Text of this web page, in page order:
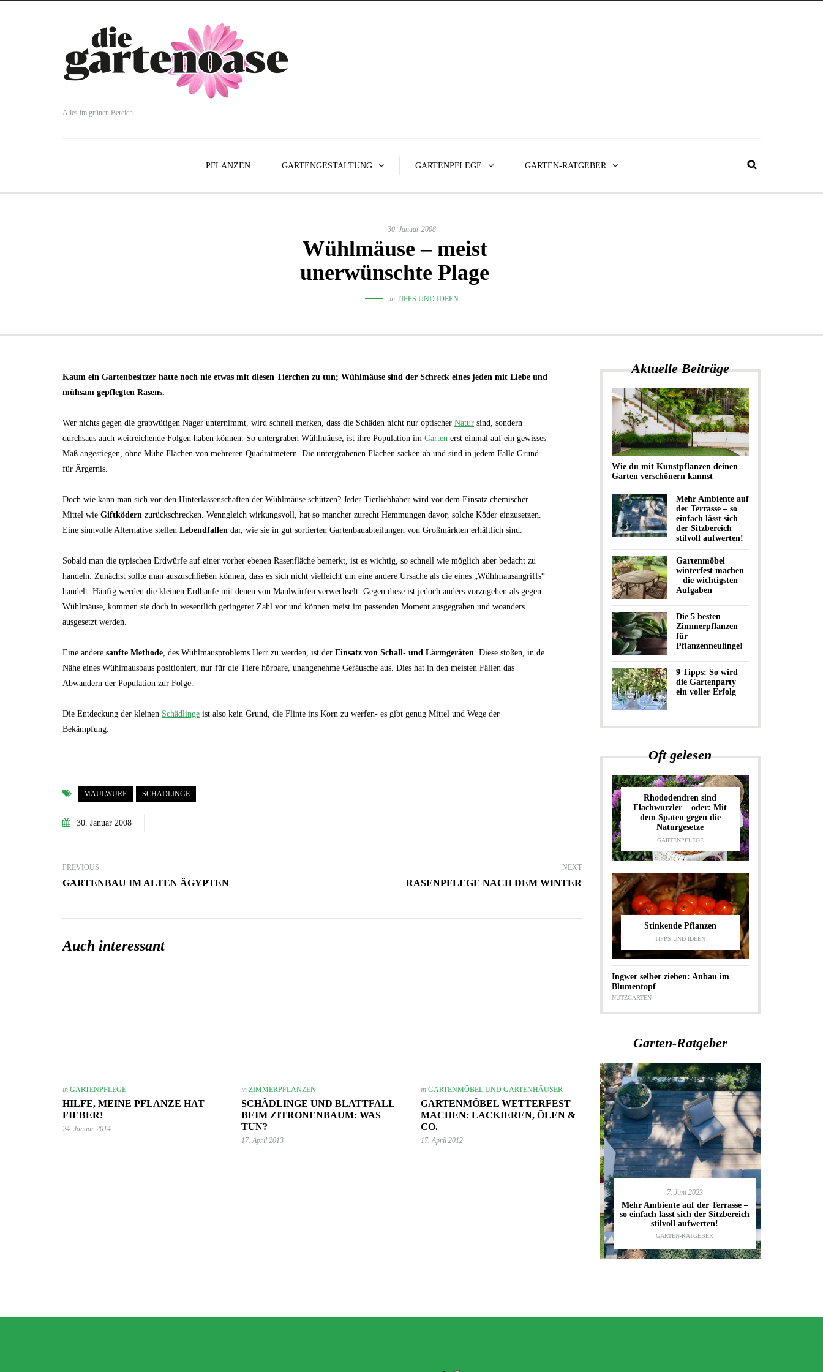
Alles im grünen Bereich
PFLANZEN GARTENGESTALTUNG GARTENPFLEGE GARTEN-RATGEBER
30. Januar 2008
Wühlmäuse – meist
unerwünschte Plage
in TIPPS UND IDEEN
Kaum ein Gartenbesitzer hatte noch nie etwas mit diesen Tierchen zu tun; Wühlmäuse sind der Schreck eines jeden mit Liebe und
mühsam gepflegten Rasens.
Wer nichts gegen die grabwütigen Nager unternimmt, wird schnell merken, dass die Schäden nicht nur optischer Natur sind, sondern
durchsaus auch weitreichende Folgen haben können. So untergraben Wühlmäuse, ist ihre Population im Garten erst einmal auf ein gewisses
Maß angestiegen, ohne Mühe Flächen von mehreren Quadratmetern. Die untergrabenen Flächen sacken ab und sind in jedem Falle Grund
für Ärgernis.
Doch wie kann man sich vor den Hinterlassenschaften der Wühlmäuse schützen? Jeder Tierliebhaber wird vor dem Einsatz chemischer
Mittel wie Giftködern zurückschrecken. Wenngleich wirkungsvoll, hat so mancher zurecht Hemmungen davor, solche Köder einzusetzen.
Eine sinnvolle Alternative stellen Lebendfallen dar, wie sie in gut sortierten Gartenbauabteilungen von Großmärkten erhältlich sind.
Sobald man die typischen Erdwürfe auf einer vorher ebenen Rasenfläche bemerkt, ist es wichtig, so schnell wie möglich aber bedacht zu
handeln. Zunächst sollte man auszuschließen können, dass es sich nicht vielleicht um eine andere Ursache als die eines „Wühlmausangriffs“
handelt. Häufig werden die kleinen Erdhaufe mit denen von Maulwürfen verwechselt. Gegen diese ist jedoch anders vorzugehen als gegen
Wühlmäuse, kommen sie doch in wesentlich geringerer Zahl vor und können meist im passenden Moment ausgegraben und woanders
ausgesetzt werden.
Eine andere sanfte Methode, des Wühlmausproblems Herr zu werden, ist der Einsatz von Schall- und Lärmgeräten. Diese stoßen, in de
Nähe eines Wühlmausbaus positioniert, nur für die Tiere hörbare, unangenehme Geräusche aus. Dies hat in den meisten Fällen das
Abwandern der Population zur Folge.
Die Entdeckung der kleinen Schädlinge ist also kein Grund, die Flinte ins Korn zu werfen- es gibt genug Mittel und Wege der
Bekämpfung.
MAULWURF SCHÄDLINGE
30. Januar 2008
PREVIOUS
GARTENBAU IM ALTEN ÄGYPTEN
NEXT
RASENPFLEGE NACH DEM WINTER
Auch interessant
in GARTENPFLEGE
HILFE, MEINE PFLANZE HAT
FIEBER!
24. Januar 2014
inZIMMERPFLANZEN
SCHÄDLINGE UND BLATTFALL
BEIM ZITRONENBAUM: WAS
TUN?
17. April 2013
in GARTENMÖBEL UND GARTENHÄUSER
GARTENMÖBEL WETTERFEST
MACHEN: LACKIEREN, ÖLEN &
CO.
17. April 2012
Aktuelle Beiträge
Wie du mit Kunstpflanzen deinen
Garten verschönern kannst
Mehr Ambiente auf
der Terrasse – so
einfach lässt sich
der Sitzbereich
stilvoll aufwerten!
Gartenmöbel
winterfest machen
– die wichtigsten
Aufgaben
Die 5 besten
Zimmerpflanzen
für
Pflanzenneulinge!
9 Tipps: So wird
die Gartenparty
ein voller Erfolg
Oft gelesen
Rhododendren sind
Flachwurzler – oder: Mit
dem Spaten gegen die
Naturgesetze
GARTENPFLEGE
Stinkende Pflanzen
TIPPS UND IDEEN
Ingwer selber ziehen: Anbau im
Blumentopf
NUTZGARTEN
Garten-Ratgeber
7. Juni 2023
Mehr Ambiente auf der Terrasse –
so einfach lässt sich der Sitzbereich
stilvoll aufwerten!
GARTEN-RATGEBER